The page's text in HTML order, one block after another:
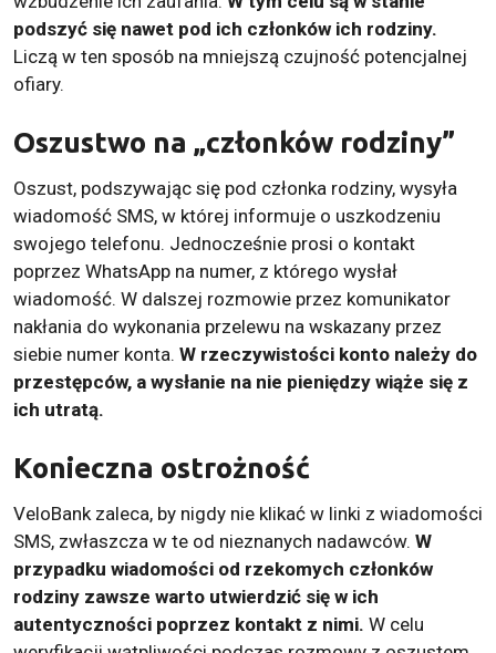
podszyć się nawet pod ich członków ich rodziny.
Liczą w ten sposób na mniejszą czujność potencjalnej
ofiary.
Oszustwo na „członków rodziny”
Oszust, podszywając się pod członka rodziny, wysyła
wiadomość SMS, w której informuje o uszkodzeniu
swojego telefonu. Jednocześnie prosi o kontakt
poprzez WhatsApp na numer, z którego wysłał
wiadomość. W dalszej rozmowie przez komunikator
nakłania do wykonania przelewu na wskazany przez
siebie numer konta. W rzeczywistości konto należy do
przestępców, a wysłanie na nie pieniędzy wiąże się z
ich utratą.
Konieczna ostrożność
VeloBank zaleca, by nigdy nie klikać w linki z wiadomości
SMS, zwłaszcza w te od nieznanych nadawców. W
przypadku wiadomości od rzekomych członków
rodziny zawsze warto utwierdzić się w ich
autentyczności poprzez kontakt z nimi. W celu